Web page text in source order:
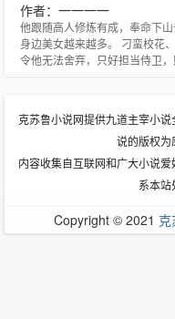
作者：一一一一
他跟随高人修炼有成，奉命下
身边美女越来越多。 刁蛮校花
令他无法舍弃，只好担当侍卫，
克苏鲁小说网提供九道主宰小
说的版权为
内容收集自互联网和广大小说
系本站
Copyright © 2021